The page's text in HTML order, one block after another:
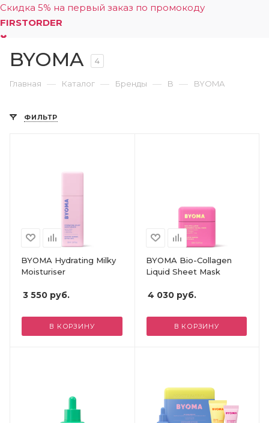
Скидка 5% на первый заказ по промокоду
FIRSTORDER
BYOMA 4
Главная — Каталог — Бренды — B — BYOMA
ФИЛЬТР
BYOMA Hydrating Milky
Moisturiser
3 550 руб.
В КОРЗИНУ
BYOMA Bio-Collagen
Liquid Sheet Mask
4 030руб.
В КОРЗИНУ